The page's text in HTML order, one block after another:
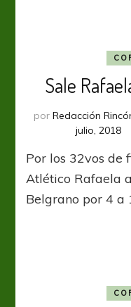
Sale
por Redacción
julio, 2018
Por los 32vos de
Atlético Rafaela
Belgrano por 4 a